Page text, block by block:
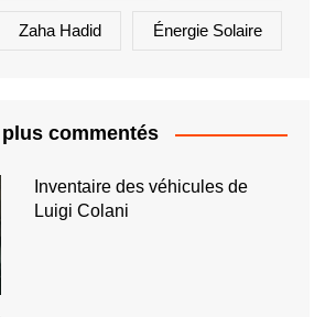
Zaha Hadid Énergie Solaire
commentés
Inventaire des véhicules de
Luigi Colani